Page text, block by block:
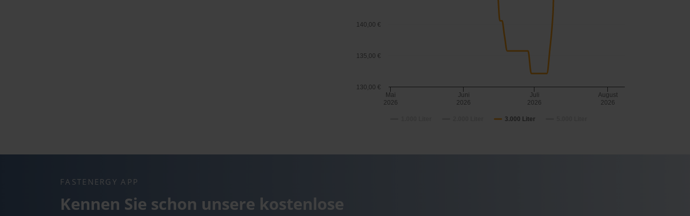
3.000 Liter
Mai
2026
Juni
2026
Juli
2026
August
2026
130,00 €
135,00 €
140,00 €
FASTENERGY APP
Kennen Sie schon unsere kostenlose